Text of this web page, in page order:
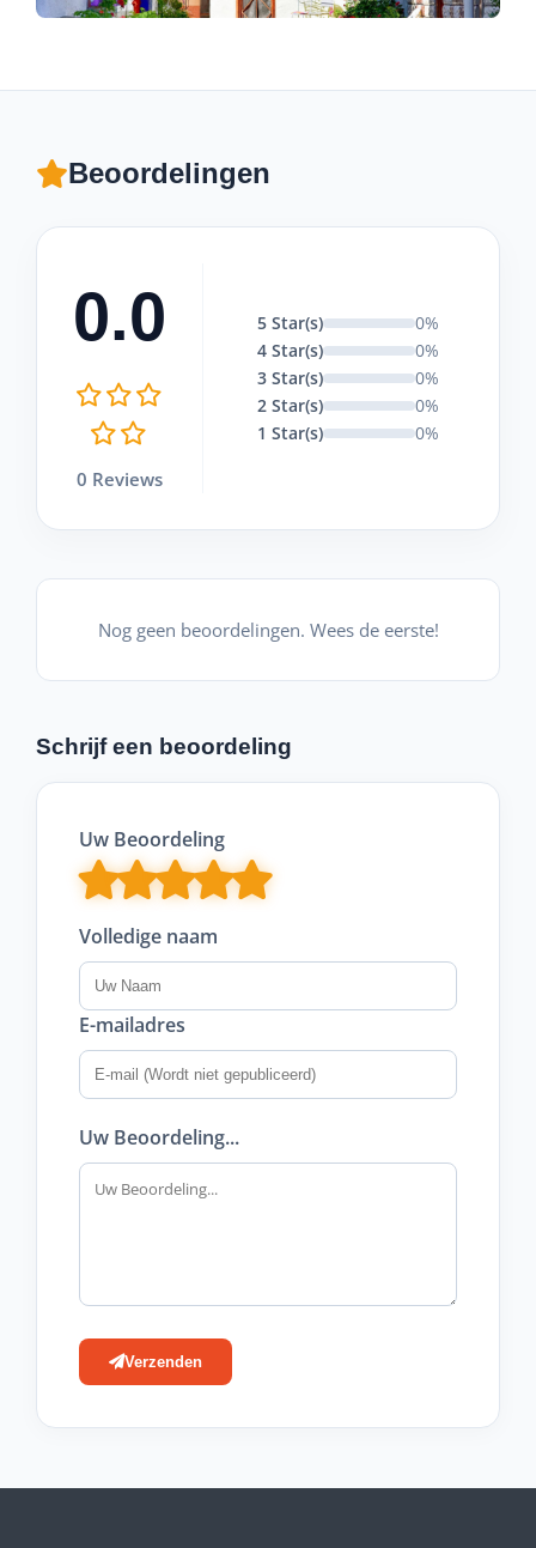
Beoordelingen
0.0
0 Reviews
5 Star(s)
0%
4 Star(s)
0%
3 Star(s)
0%
2 Star(s)
0%
1 Star(s)
0%
Nog geen beoordelingen. Wees de eerste!
Schrijf een beoordeling
Uw Beoordeling
Volledige naam
E-mailadres
Uw Beoordeling...
Verzenden